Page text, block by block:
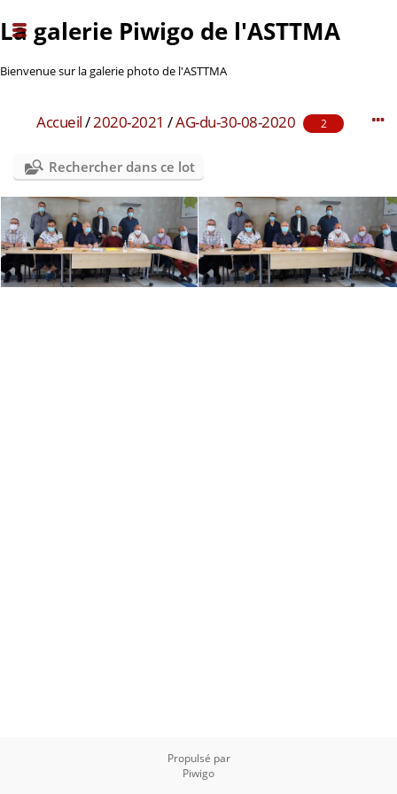
La galerie Piwigo de l'ASTTMA
Bienvenue sur la galerie photo de l'ASTTMA
Accueil/2020-2021 /AG-du-30-08-2020 2
Rechercher dans ce lot
Propulsé par
Piwigo